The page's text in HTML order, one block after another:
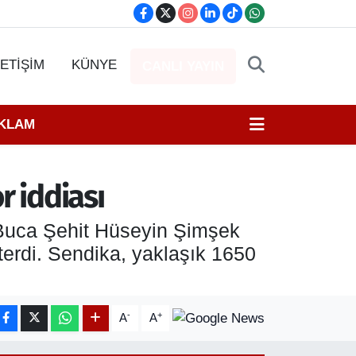
KÜNYE
iddiası
Şehit Hüseyin Şimşek
Sendika, yaklaşık 1650
A- A+